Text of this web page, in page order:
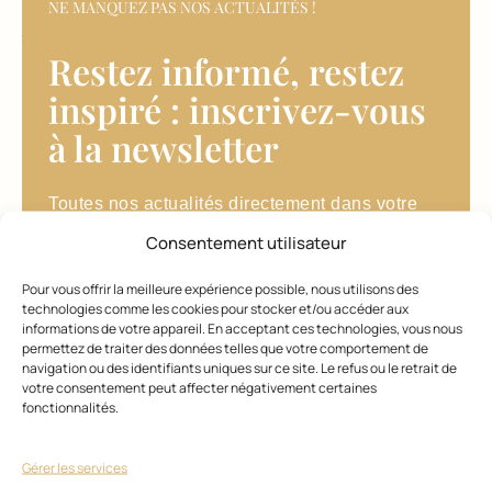
Consentement utilisateur
Pour vous offrir la meilleure expérience possible, nous utilisons des
technologies comme les cookies pour stocker et/ou accéder aux
informations de votre appareil. En acceptant ces technologies, vous nous
permettez de traiter des données telles que votre comportement de
navigation ou des identifiants uniques sur ce site. Le refus ou le retrait de
votre consentement peut affecter négativement certaines
fonctionnalités.
Gérer les services
ET
Qu’est
-ce
qui
fait le
succès
du
mini-
carré
15
NE MANQUEZ PAS NOS ACTUALITÉS !
Restez informé, restez
inspiré : inscrivez-vous
à la newsletter​
Toutes nos actualités directement dans votre
J'accepte de recevoir des informations des
partenaires de l'Eclaireur